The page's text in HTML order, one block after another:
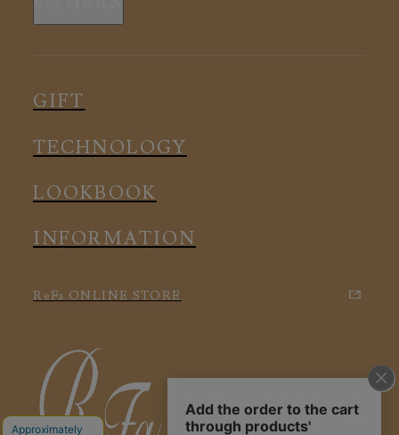
ルームウェア
アクセサリー
ルームウェア
アクセサリー
GIFT
TECHNOLOGY
LOOKBOOK
INFORMATION
ReFa ONLINE STORE